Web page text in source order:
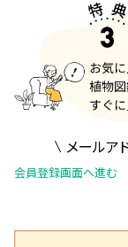
メールア
会員登録画面へ進む